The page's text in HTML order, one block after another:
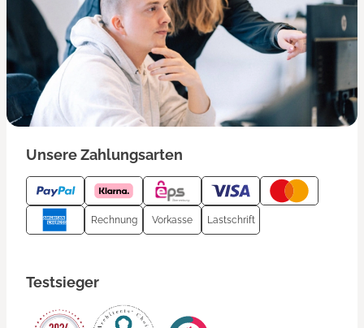
Unsere Zahlungsarten
Rechnung Vorkasse Lastschrift
Testsieger